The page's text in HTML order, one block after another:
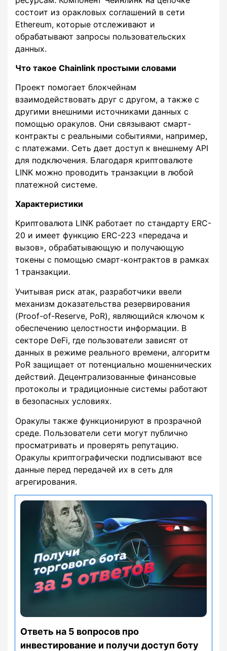
состоит из оракловых соглашений в сети
Ethereum, которые отслеживают и
обрабатывают запросы пользовательских
данных.
Что такое Chainlink простыми словами
Проект помогает блокчейнам
взаимодействовать друг с другом, а также с
другими внешними источниками данных с
помощью оракулов. Они связывают смарт-
контракты с реальными событиями, например,
с платежами. Сеть дает доступ к внешнему API
для подключения. Благодаря криптовалюте
LINK можно проводить транзакции в любой
платежной системе.
Характеристики
Криптовалюта LINK работает по стандарту ERC-
20 и имеет функцию ERC-223 «передача и
вызов», обрабатывающую и получающую
токены с помощью смарт-контрактов в рамках
1 транзакции.
Учитывая риск атак, разработчики ввели
механизм доказательства резервирования
(Proof-of-Reserve, PoR), являющийся ключом к
обеспечению целостности информации. В
секторе DeFi, где пользователи зависят от
данных в режиме реального времени, алгоритм
PoR защищает от потенциально мошеннических
действий. Децентрализованные финансовые
протоколы и традиционные системы работают
в безопасных условиях.
Оракулы также функционируют в прозрачной
среде. Пользователи сети могут публично
просматривать и проверять репутацию.
Оракулы криптографически подписывают все
данные перед передачей их в сеть для
агрегирования.
Ответь на 5 вопросов про
инвестирование и получи доступ боту